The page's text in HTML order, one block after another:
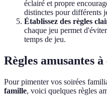
éclairé et propre
distinctes pour différents
Établissez des règles
chaque jeu permet
temps de jeu.
Règles amusantes
Pour pimenter vos soirées
famille, voici quelques règles